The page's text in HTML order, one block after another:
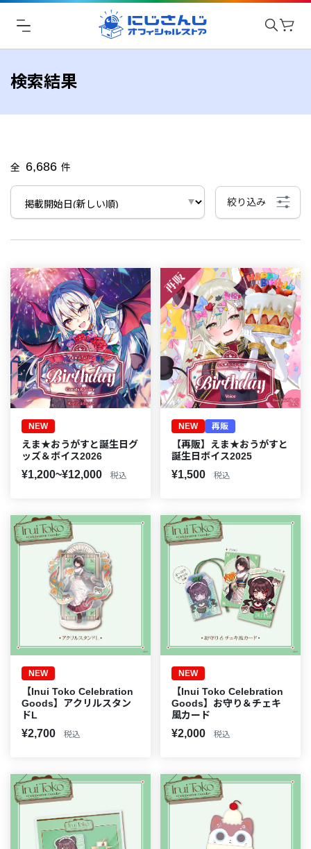
検索結果
全 6,686 件
絞り込み
NEW
えま★おうがすと誕生日グ
ッズ＆ボイス2026
¥1,200~¥12,000 税込
NEW 再販
【再販】えま★おうがすと
誕生日ボイス2025
¥1,500 税込
NEW
【Inui Toko Celebration
Goods】アクリルスタン
ドL
¥2,700 税込
NEW
【Inui Toko Celebration
Goods】お守り＆チェキ
風カード
¥2,000 税込